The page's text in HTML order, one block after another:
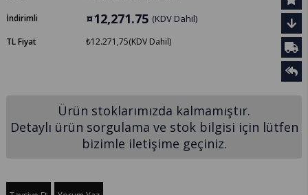
İndirimli ¤12,271.75 (KDV Dahil)
TL Fiyat ₺12.271,75(KDV Dahil)
Ürün stoklarımızda kalmamıştır.
Detaylı ürün sorgulama ve stok bilgisi için lütfen
bizimle iletişime geçiniz.